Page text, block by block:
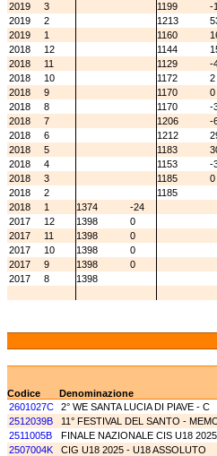
2019
3 1199
-
2019
2 1213
2019
1 1160
2018
12 1144
2018
11 1129
-
2018
10 1172
2
2018
9 1170
0
2018
8 1170
-
2018
7 1206
-
2018
6 1212
2018
5 1183
2018
4 1153
-
2018
3 1185
0
2018
2
1185
2018
1 1374
-24
2017
12 1398
0
2017
11 1398
0
2017
10 1398
0
2017
9 1398
0
2017
8 1398
Codice
Denominazione
2601027C
2° WE SANTA LUCIA DI PIAVE - C
2512039B
11° FESTIVAL DEL SANTO -
2511005B
FINALE NAZIONALE CIS U18
2507004K
CIG U18 2025 - U18 ASSOLUTO